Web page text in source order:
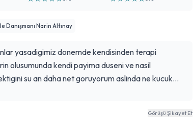
Danışmanı Narin Altınay
yasadigimiz donemde kendisinden terapi
olusumunda kendi payima duseni ve nasil
su an daha net goruyorum aslinda ne kucuk
diyorum.aramiz tekrar duzelmeye basladi Narin
Görüşü Şikayet Et